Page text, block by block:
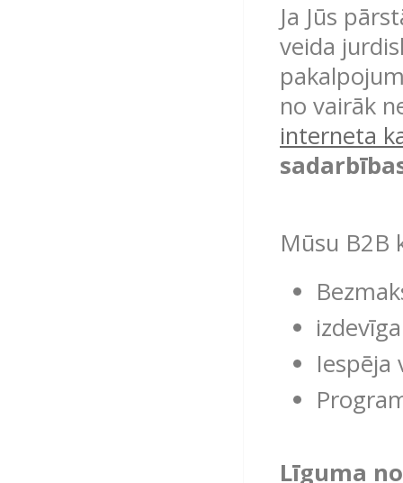
Ja Jūs
veida
no vairāk
interneta
Mūsu B2B
Iespēja
Līguma